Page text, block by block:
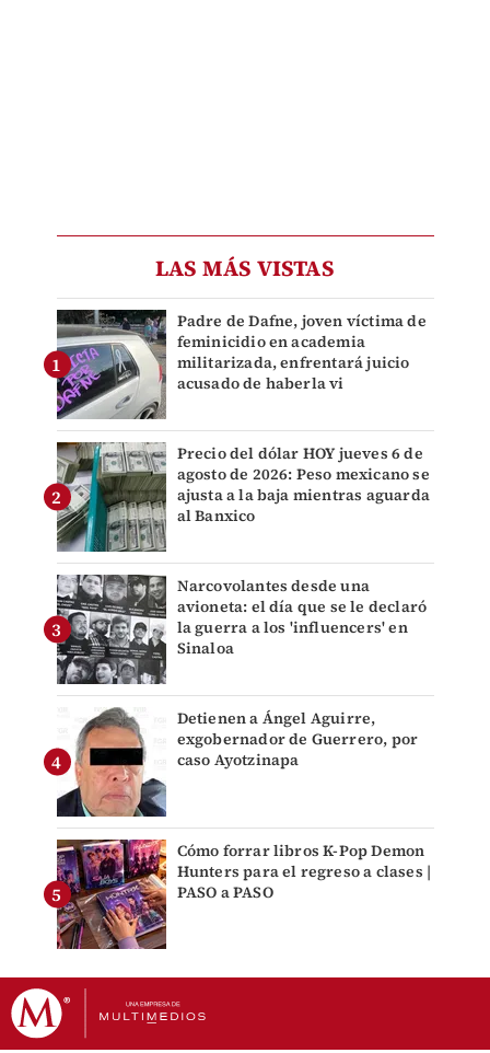
LAS MÁS VISTAS
Padre de Dafne, joven víctima de
feminicidio en academia
militarizada, enfrentará juicio
acusado de haberla vi
Precio del dólar HOY jueves 6 de
agosto de 2026: Peso mexicano se
ajusta a la baja mientras aguarda
al Banxico
Narcovolantes desde una
avioneta: el día que se le declaró
la guerra a los 'influencers' en
Sinaloa
Detienen a Ángel Aguirre,
exgobernador de Guerrero, por
caso Ayotzinapa
Cómo forrar libros K-Pop Demon
Hunters para el regreso a clases |
PASO a PASO